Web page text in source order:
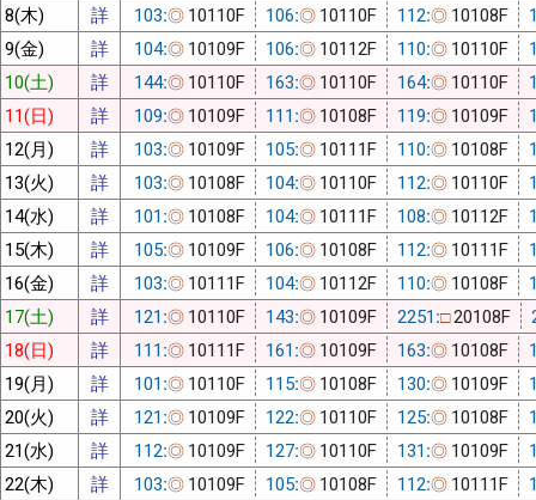
8(木)
詳 103:◎ 10110F 106:◎ 10110F 112:◎ 10108F
9(金)
詳 104:◎ 10109F 106:◎ 10112F 110:◎ 10110F
10(土)
詳 144:◎ 10110F 163:◎ 10110F 164:◎ 10110F
11(日)
詳 109:◎ 10109F 111:◎ 10108F 119:◎ 10109F
12(月)
詳 103:◎ 10109F 105:◎ 10111F 110:◎ 10108F
13(火)
詳 103:◎ 10108F 104:◎ 10110F 112:◎ 10110F
14(水)
詳 101:◎ 10108F 104:◎ 10111F 108:◎ 10112F
15(木)
詳 105:◎ 10109F 106:◎ 10108F 112:◎ 10111F
16(金)
詳 103:◎ 10111F 104:◎ 10112F 110:◎ 10108F
17(土)
詳 121:◎ 10110F 143:◎ 10109F 2251:□20108F
18(日)
詳 111:◎ 10111F 161:◎ 10109F 163:◎ 10108F
19(月)
詳 101:◎ 10110F 115:◎ 10108F 130:◎ 10109F
20(火)
詳 121:◎ 10109F 122:◎ 10110F 125:◎ 10108F
21(水)
詳 112:◎ 10109F 127:◎ 10110F 131:◎ 10109F
22(木)
詳 103:◎ 10109F 105:◎ 10108F 112:◎ 10111F